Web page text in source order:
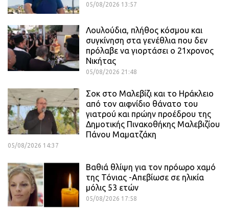
05/08/2026 13:57
Λουλούδια, πλήθος κόσμου και
συγκίνηση στα γενέθλια που δεν
πρόλαβε να γιορτάσει ο 21χρονος
Νικήτας
05/08/2026 21:48
Σοκ στο Μαλεβίζι και το Ηράκλειο
από τον αιφνίδιο θάνατο του
γιατρού και πρώην προέδρου της
Δημοτικής Πινακοθήκης Μαλεβιζίου
Πάνου Μαματζάκη
05/08/2026 14:37
Βαθιά θλίψη για τον πρόωρο χαμό
της Τόνιας -Απεβίωσε σε ηλικία
μόλις 53 ετών
05/08/2026 17:58